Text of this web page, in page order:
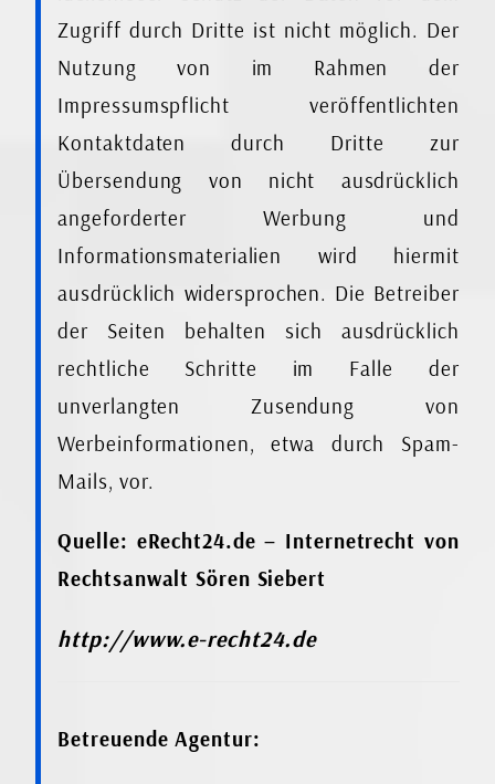
Zugriff durch Dritte ist nicht möglich. Der
Nutzung von im Rahmen der
Impressumspflicht veröffentlichten
Kontaktdaten durch Dritte zur
Übersendung von nicht ausdrücklich
angeforderter Werbung und
Informationsmaterialien wird hiermit
ausdrücklich widersprochen. Die Betreiber
der Seiten behalten sich ausdrücklich
rechtliche Schritte im Falle der
unverlangten Zusendung von
Werbeinformationen, etwa durch Spam-
Mails, vor.
Quelle: eRecht24.de – Internetrecht von
Rechtsanwalt Sören Siebert
http://www.e-recht24.de
Betreuende Agentur: